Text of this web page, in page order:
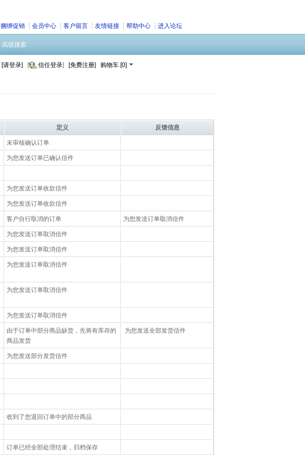
捆绑促销 会员中心 客户留言 友情链接 帮助中心 进入论坛
高级搜索
[请登录] [ 信任登录] [免费注册] 购物车[0]
定义 反馈信息
未审核确认订单
为您发送订单已确认信件
为您发送订单收款信件
为您发送订单收款信件
客户自行取消的订单 为您发送订单取消信件
为您发送订单取消信件
为您发送订单取消信件
为您发送订单取消信件
为您发送订单取消信件
为您发送订单取消信件
由于订单中部分商品缺货，先将有库存的
商品发货
为您发送全部发货信件
为您发送部分发货信件
收到了您退回订单中的部分商品
订单已经全部处理结束，归档保存